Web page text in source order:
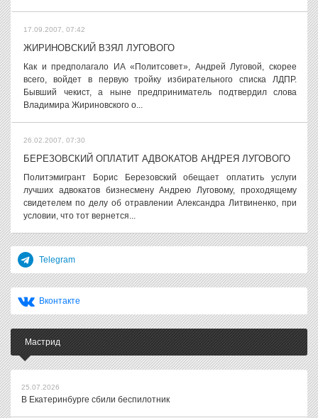
17.09.2007, 07:42
ЖИРИНОВСКИЙ ВЗЯЛ ЛУГОВОГО
Как и предполагало ИА «Политсовет», Андрей Луговой, скорее
всего, войдет в первую тройку избирательного списка ЛДПР.
Бывший чекист, а ныне предприниматель подтвердил слова
Владимира Жириновского о...
26.02.2007, 07:30
БЕРЕЗОВСКИЙ ОПЛАТИТ АДВОКАТОВ АНДРЕЯ ЛУГОВОГО
Политэмигрант Борис Березовский обещает оплатить услуги
лучших адвокатов бизнесмену Андрею Луговому, проходящему
свидетелем по делу об отравлении Александра Литвиненко, при
условии, что тот вернется...
Telegram
Вконтакте
Мастрид
25.07.2026
В Екатеринбурге сбили беспилотник